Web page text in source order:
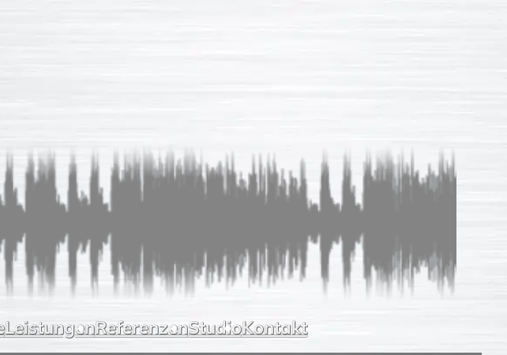
LeistungenReferenzenStudioKontakt
Kontakt